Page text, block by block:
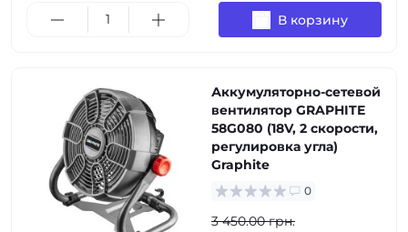
В корзину
Аккумуляторно-сетевой
вентилятор GRAPHITE
58G080 (18V, 2 скорости,
регулировка угла)
Graphite
0
3 450.00 грн.